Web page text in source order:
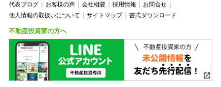
代表ブログ
お客様の声 会社概要 採用情報
お問合せ
個人情報の取扱いについて
サイトマップ 書式ダウンロード
不動産投資家の方へ